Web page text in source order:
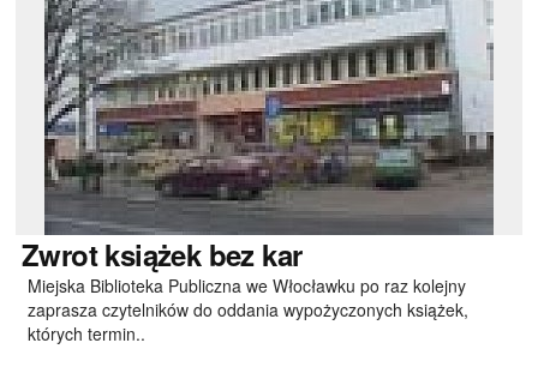
Zwrotksiążek bez kar
Miejska Biblioteka Publiczna we Włocławku po raz kolejny
zaprasza czytelników do oddania wypożyczonych książek,
których termin..